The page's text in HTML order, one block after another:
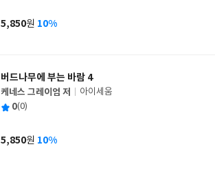
사
가
5,850원 10%
버드나무에 부는 바람 4
글
쓴
케네스 그레이엄 저
출
사
아이세움
평 0(0)
가
5,850원 10%